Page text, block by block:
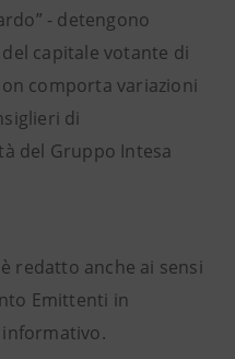
- detengono
capitale votante di
comporta variazioni
di
del Gruppo Intesa
redatto anche ai sensi
Emittenti in